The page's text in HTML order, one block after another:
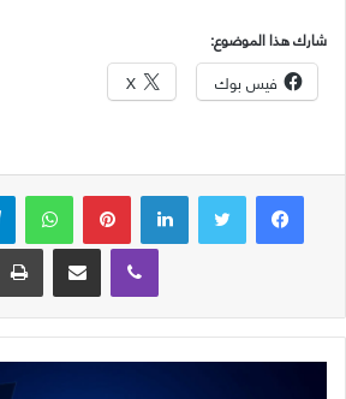
شارك هذا الموضوع:
فيس بوك X
لينكدإن بينتيريست واتساب
ڤايبر
مشاركة عبر البريد